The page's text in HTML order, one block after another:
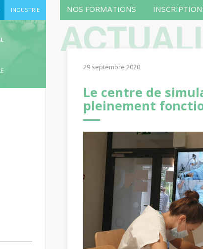
NOS FORMATIONS
29 septembre 2020
Le centre de
pleinement
INDUSTRIE